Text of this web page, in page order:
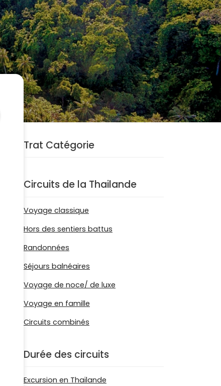
Trat Catégorie
Circuits de la Thailande
Voyage classique
Hors des sentiers battus
Randonnées
Séjours balnéaires
Voyage de noce/ de luxe
Voyage en famille
Circuits combinés
Durée des circuits
Excursion en Thaïlande